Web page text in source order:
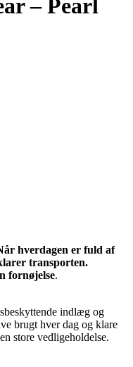
– Pearl
hverdagen er fuld af
transporten.
fornøjelse.
indlæg og
brugt hver dag og klare
store vedligeholdelse.